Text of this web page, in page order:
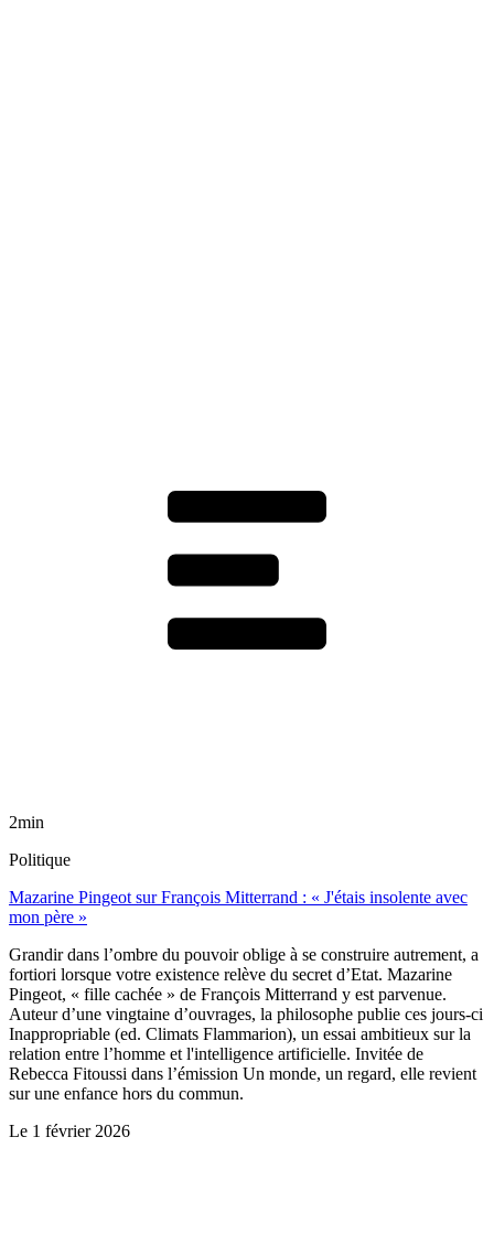
2min
Politique
Mazarine Pingeot sur François Mitterrand : « J'étais insolente avec
mon père »
Grandir dans l’ombre du pouvoir oblige à se construire autrement, a
fortiori lorsque votre existence relève du secret d’Etat. Mazarine
Pingeot, « fille cachée » de François Mitterrand y est parvenue.
Auteur d’une vingtaine d’ouvrages, la philosophe publie ces jours-ci
Inappropriable (ed. Climats Flammarion), un essai ambitieux sur la
relation entre l’homme et l'intelligence artificielle. Invitée de
Rebecca Fitoussi dans l’émission Un monde, un regard, elle revient
sur une enfance hors du commun.
Le 1 février 2026